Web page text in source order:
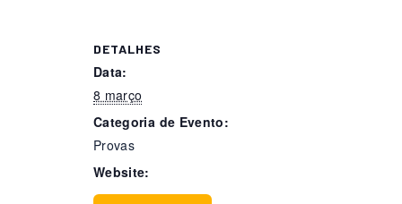
DETALHES
Data:
8 março
Categoria de Evento:
Provas
Website: